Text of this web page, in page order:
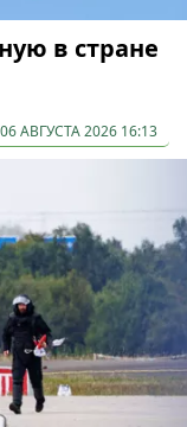
в стране
06 АВГУСТА 2026 16:13